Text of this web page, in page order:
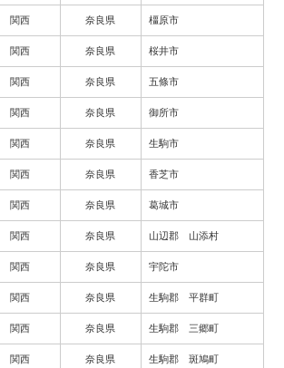
関西 奈良県 橿原市
関西 奈良県 桜井市
関西 奈良県 五條市
関西 奈良県 御所市
関西 奈良県 生駒市
関西 奈良県 香芝市
関西 奈良県 葛城市
関西 奈良県 山辺郡 山添村
関西 奈良県 宇陀市
関西 奈良県 生駒郡 平群町
関西 奈良県 生駒郡 三郷町
関西 奈良県 生駒郡 斑鳩町